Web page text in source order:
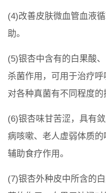
(4)改善皮肤微血管血液
助。
(5)银杏中含有的白果酸
杀菌作用，可用于治疗
对各种真菌有不同程度的
(6)银杏味甘苦涩，具有
病咳嗽、老人虚弱体质
辅助食疗作用。
(7)银杏外种皮中所含的